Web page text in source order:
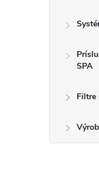
SPA
Filtre